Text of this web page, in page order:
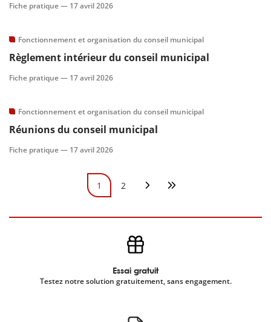
Fiche pratique — 17 avril 2026
Fonctionnement et organisation du conseil municipal
Règlement intérieur du conseil municipal
Fiche pratique — 17 avril 2026
Fonctionnement et organisation du conseil municipal
Réunions du conseil municipal
Fiche pratique — 17 avril 2026
Page courante
1 Page
2 Page suivanteDernière page
Essai gratuit
Testez notre solution gratuitement, sans engagement.